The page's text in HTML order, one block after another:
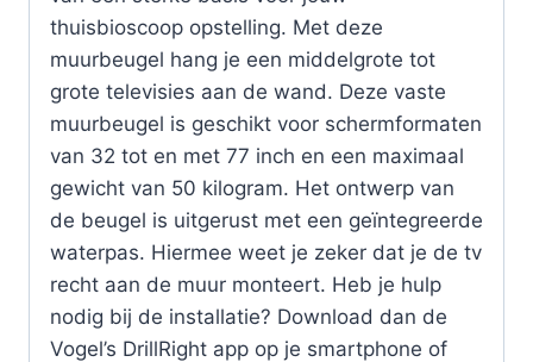
thuisbioscoop opstelling. Met deze
muurbeugel hang je een middelgrote tot
grote televisies aan de wand. Deze vaste
muurbeugel is geschikt voor schermformaten
van 32 tot en met 77 inch en een maximaal
gewicht van 50 kilogram. Het ontwerp van
de beugel is uitgerust met een geïntegreerde
waterpas. Hiermee weet je zeker dat je de tv
recht aan de muur monteert. Heb je hulp
nodig bij de installatie? Download dan de
Vogel’s DrillRight app op je smartphone of